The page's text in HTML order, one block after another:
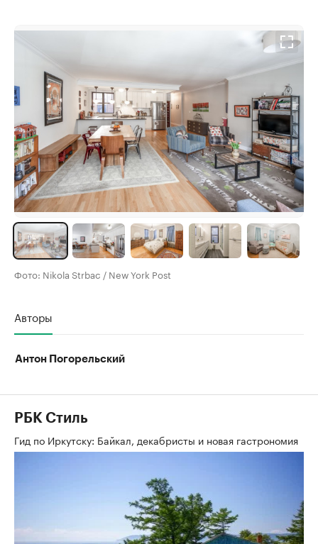
Фото: Nikola Strbac / New York Post
Авторы
Антон Погорельский
РБК Стиль
Гид по Иркутску: Байкал, декабристы и новая гастрономия